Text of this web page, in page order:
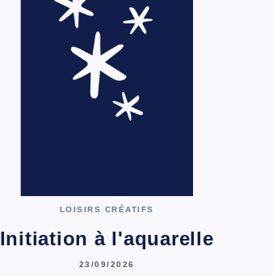
LOISIRS CRÉATIFS
Initiation à l'aquarelle
23/09/2026